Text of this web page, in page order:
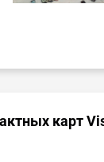
карт